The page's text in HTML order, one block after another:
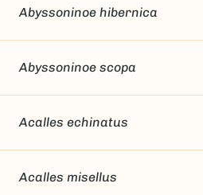
Abyssoninoe hibernica
Abyssoninoe scopa
Acalles echinatus
Acalles misellus